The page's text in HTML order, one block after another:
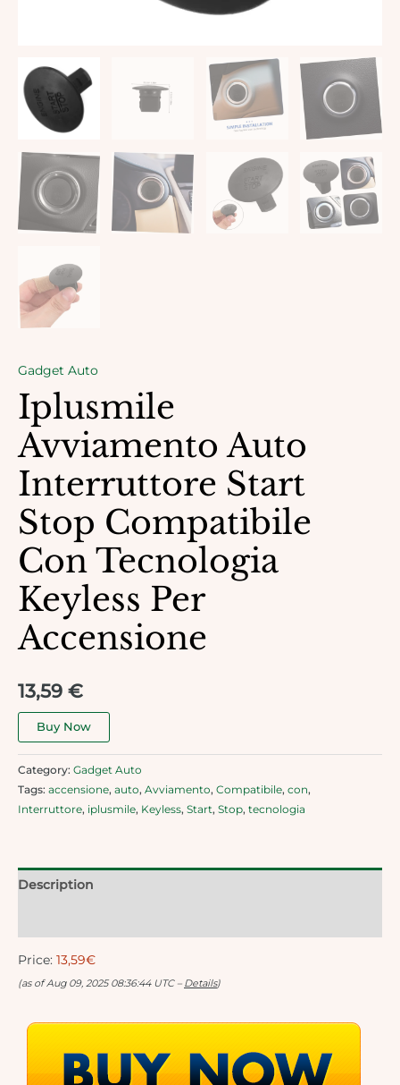
Gadget Auto
Iplusmile
Avviamento Auto
Interruttore Start
Stop Compatibile
Con Tecnologia
Keyless Per
Accensione
13,59 €
Buy Now
Category: Gadget Auto
Tags: accensione, auto, Avviamento, Compatibile, con,
Interruttore, iplusmile, Keyless, Start, Stop, tecnologia
Description
Price: 13,59€
(as of Aug 09, 2025 08:36:44 UTC – Details)